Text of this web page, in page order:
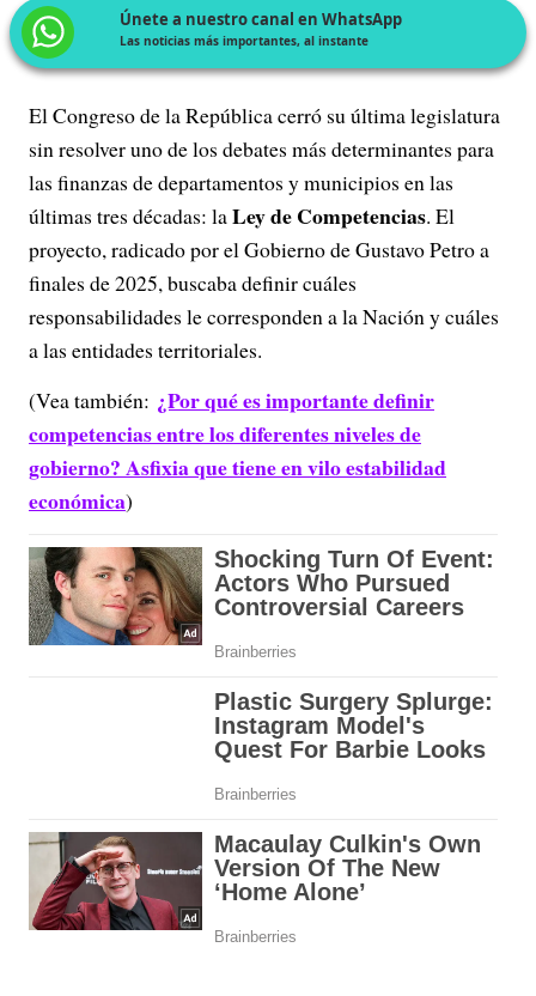
Únete a nuestro canal en WhatsApp
Las noticias más importantes, al instante
El Congreso de la República cerró su última legislatura
sin resolver uno de los debates más determinantes para
las finanzas de departamentos y municipios en las
últimas tres décadas: laLey de Competencias. El
proyecto, radicado por el Gobierno de Gustavo Petro a
finales de 2025, buscaba definir cuáles
responsabilidades le corresponden a la Nación y cuáles
a las entidades territoriales.
(Vea también: ¿Por qué es importante definir
competencias entre los diferentes niveles de
gobierno? Asfixia que tiene en vilo estabilidad
económica)